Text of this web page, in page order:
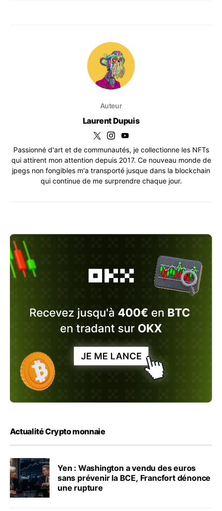
Auteur
Laurent Dupuis
Passionné d'art et de communautés, je collectionne les NFTs
qui attirent mon attention depuis 2017. Ce nouveau monde de
jpegs non fongibles m'a transporté jusque dans la blockchain
qui continue de me surprendre chaque jour.
Actualité Crypto monnaie
Yen : Washington a vendu des euros
sans prévenir la BCE, Francfort dénonce
une rupture